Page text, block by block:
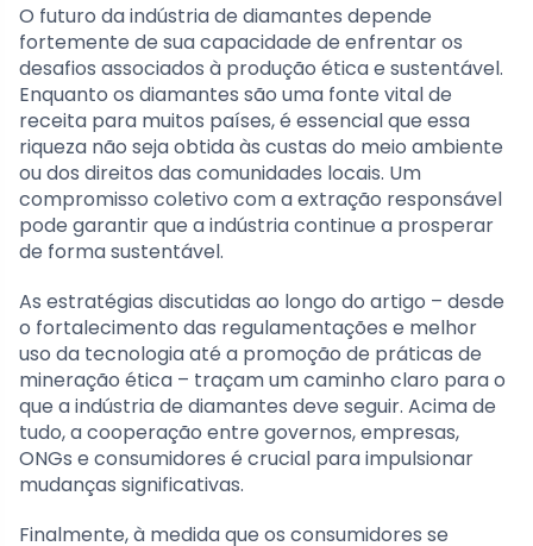
O futuro da indústria de diamantes depende
fortemente de sua capacidade de enfrentar os
desafios associados à produção ética e sustentável.
Enquanto os diamantes são uma fonte vital de
receita para muitos países, é essencial que essa
riqueza não seja obtida às custas do meio ambiente
ou dos direitos das comunidades locais. Um
compromisso coletivo com a extração responsável
pode garantir que a indústria continue a prosperar
de forma sustentável.
As estratégias discutidas ao longo do artigo – desde
o fortalecimento das regulamentações e melhor
uso da tecnologia até a promoção de práticas de
mineração ética – traçam um caminho claro para o
que a indústria de diamantes deve seguir. Acima de
tudo, a cooperação entre governos, empresas,
ONGs e consumidores é crucial para impulsionar
mudanças significativas.
Finalmente, à medida que os consumidores se